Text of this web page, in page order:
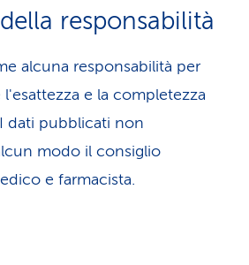
responsabilità
alcuna re­spons­abilità per
e la completezza
dati pubblicati non
modo il consiglio
e farmacista.